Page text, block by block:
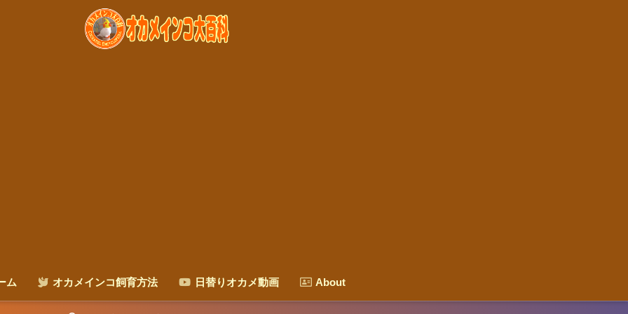
ム オカメインコ飼育方法 日替りオカメ動画 About